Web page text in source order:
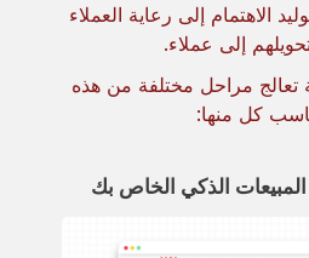
الاهتمام إلى رعاية العملاء
إلى عملاء.
تعالج مراحل مختلفة من هذه
كل منها: